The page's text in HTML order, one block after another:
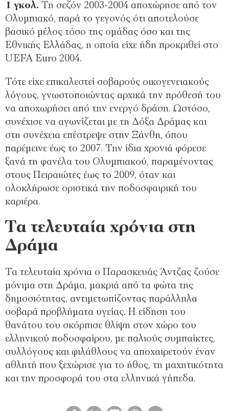
1 γκολ. Τη σεζόν 2003-2004 αποχώρησε από τον
Ολυμπιακό, παρά το γεγονός ότι αποτελούσε
βασικό μέλος τόσο της ομάδας όσο και της
Εθνικής Ελλάδας, η οποία είχε ήδη προκριθεί στο
UEFA Euro 2004.
Τότε είχε επικαλεστεί σοβαρούς οικογενειακούς
λόγους, γνωστοποιώντας αρχικά την πρόθεσή του
να αποχωρήσει από την ενεργό δράση. Ωστόσο,
συνέχισε να αγωνίζεται με τη Δόξα Δράμας και
στη συνέχεια επέστρεψε στην Ξάνθη, όπου
παρέμεινε έως το 2007. Την ίδια χρονιά φόρεσε
ξανά τη φανέλα του Ολυμπιακού, παραμένοντας
στους Πειραιώτες έως το 2009, όταν και
ολοκλήρωσε οριστικά την ποδοσφαιρική του
καριέρα.
Τα τελευταία χρόνια στη
Δράμα
Τα τελευταία χρόνια ο Παρασκευάς Άντζας ζούσε
μόνιμα στη Δράμα, μακριά από τα φώτα της
δημοσιότητας, αντιμετωπίζοντας παράλληλα
σοβαρά προβλήματα υγείας. Η είδηση του
θανάτου του σκόρπισε θλίψη στον χώρο του
ελληνικού ποδοσφαίρου, με παλιούς συμπαίκτες,
συλλόγους και φιλάθλους να αποχαιρετούν έναν
αθλητή που ξεχώρισε για το ήθος, τη μαχητικότητα
και την προσφορά του στα ελληνικά γήπεδα.